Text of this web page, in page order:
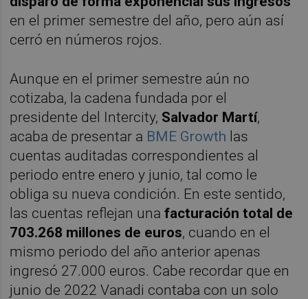
en el primer semestre del año, pero aún así
cerró en números rojos.
Aunque en el primer semestre aún no
cotizaba, la cadena fundada por el
presidente del Intercity, Salvador Martí,
acaba de presentar a BME Growth las
cuentas auditadas correspondientes al
periodo entre enero y junio, tal como le
obliga su nueva condición. En este sentido,
las cuentas reflejan unafacturación total de
703.268 millones de euros, cuando en el
mismo periodo del año anterior apenas
ingresó 27.000 euros. Cabe recordar que en
junio de 2022 Vanadi contaba con un solo